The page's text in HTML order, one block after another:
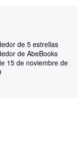
de 5 estrellas
de AbeBooks
15 de noviembre de